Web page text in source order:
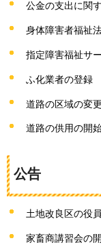
公金の支出に関
身体障害者福祉
指定障害福祉サ
ふ化業者の登録
道路の区域の変更
道路の供用の開
公告
土地改良区の役
家畜商講習会の